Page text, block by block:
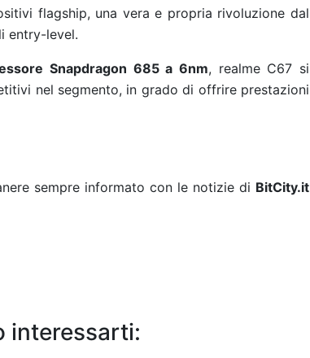
flagship, una vera e propria rivoluzione dal
entry-level.
Snapdragon 685 a 6nm, realme C67 si
nel segmento, in grado di offrire prestazioni
sempre informato con le notizie di BitCity.it
interessarti: